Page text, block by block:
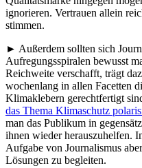
ignorieren. Vertrauen allein
stimmen.
► Außerdem sollten sich
Aufregungsspiralen bewusst
Reichweite verschafft, trägt
wochenlang in allen Facetten
Klimaklebern gerechtfertigt
das Thema Klimaschutz
man das Publikum in
ihnen wieder herauszuhelfen.
Aufgabe von Journalismus
Lösungen zu begleiten.